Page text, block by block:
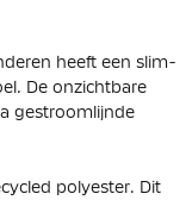
heeft een slim-
De onzichtbare
gestroomlijnde
polyester. Dit